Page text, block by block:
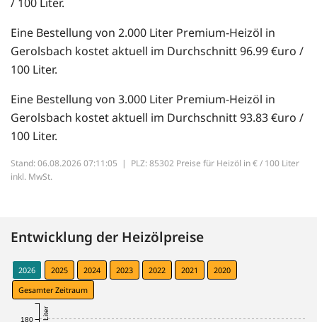
Eine Bestellung von 2.000 Liter Premium-Heizöl in
Gerolsbach kostet aktuell im Durchschnitt 96.99 €uro /
100 Liter.
Eine Bestellung von 3.000 Liter Premium-Heizöl in
Gerolsbach kostet aktuell im Durchschnitt 93.83 €uro /
100 Liter.
Stand: 06.08.2026 07:11:05 | PLZ: 85302 Preise für Heizöl in € / 100 Liter
inkl. MwSt.
Entwicklung der Heizölpreise
2026 2025 2024 2023 2022 2021
2020
Gesamter Zeitraum
180